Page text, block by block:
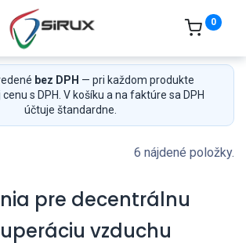
0
bez DPH — pri každom produkte
s DPH. V košíku a na faktúre sa DPH
účtuje štandardne.
6 nájdené položky.
pre decentrálnu
vzduchu